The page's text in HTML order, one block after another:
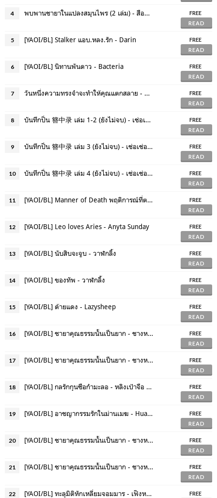
4 พบพานชายาในแปลงสมุนไพร (2 เล่ม) - สือหลัว
FREE
READ
5 [YAOI/BL] Stalker แอบ.หลง.รัก - Darin
FREE
READ
6 [YAOI/BL] นิทานพันดาว - Bacteria
FREE
READ
7 วันหนึ่งความทรงจำจะทำให้คุณแตกสลาย - จิดานันท์ เหลืองเพียรสมุท
FREE
READ
8 บันทึกปิ่น 簪中录 เล่ม 1-2 (ยังไม่จบ) - เช่อเช่อชิงหาน
FREE
READ
9 บันทึกปิ่น 簪中录 เล่ม 3 (ยังไม่จบ) - เช่อเช่อชิงหาน
FREE
READ
10 บันทึกปิ่น 簪中录 เล่ม 4 (ยังไม่จบ) - เช่อเช่อชิงหาน
FREE
READ
11 [YAOI/BL] Manner of Death พฤติการณ์ที่ตาย - Sammon
FREE
READ
12 [YAOI/BL] Leo loves Aries - Anyta Sunday
FREE
READ
13 [YAOI/BL] นับสิบจะจูบ - วาฬกลิ้ง
FREE
READ
14 [YAOI/BL] ของทัพ - วาฬกลิ้ง
FREE
READ
15 [YAOI/BL] ด้ายแดง - Lazysheep
FREE
READ
16 [YAOI/BL] ชายาคุณธรรมนั้นเป็นยาก - ชางหมิง (เล่ม 1)
FREE
READ
17 [YAOI/BL] ชายาคุณธรรมนั้นเป็นยาก - ชางหมิง (เล่ม 2 )
FREE
READ
18 [YAOI/BL] กลรักกุนซือกำมะลอ - หลิงเป้าจือ (2 เล่มจบ)
FREE
READ
19 [YAOI/BL] อาชญากรรมรักในม่านเมฆ - Huai Shang (เล่ม 1)
FREE
READ
20 [YAOI/BL] ชายาคุณธรรมนั้นเป็นยาก - ชางหมิง (เล่ม 3 , 4)
FREE
READ
21 [YAOI/BL] ชายาคุณธรรมนั้นเป็นยาก - ชางหมิง (เล่ม 5 จบ + เล่มพิเศษ)
FREE
READ
22 [YAOI/BL] ทะลุมิติหักเหลี่ยมจอมมาร - เฟิงหลิวซูไต (6 เล่มจบ)
FREE